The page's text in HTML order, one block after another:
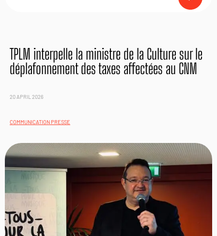
TPLM interpelle la ministre de la Culture sur le
déplafonnement des taxes affectées au CNM
20 APRIL 2026
COMMUNICATION PRESSE